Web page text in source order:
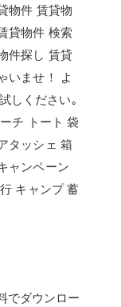
物件 賃貸物
貸物件 検索
件探し 賃貸
いませ！ よ
しください｡
チ トート 袋
タッシェ 箱
ャンペーン
キャンプ 蓄
でダウンロー